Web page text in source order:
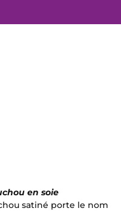
en soie
satiné porte le nom